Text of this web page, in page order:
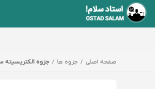
صفحه اصلی جزوه ها جزوه الکتریسیته